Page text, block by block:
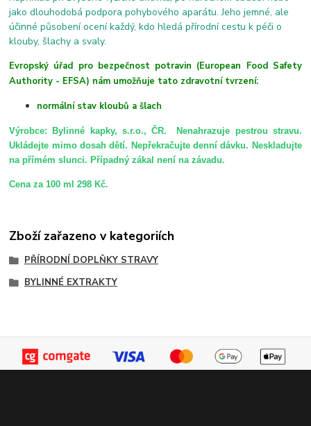
jako dlouhodobá podpora pohybového aparátu. Jeho jemné, ale
účinné působení ocení každý, kdo hledá přírodní cestu k péči o
klouby, šlachy a svaly.
Evropský úřad pro bezpečnost potravin (European Food Safety
Authority - EFSA) nám umožňuje tato zdravotní tvrzení:
normální stav kloubů a šlach
Výrobce: Bylinné kapky, s.r.o., ČR. Nenahrazuje pestrou stravu.
Ukládejte mimo dosah dětí. Nepřekračujte denní dávku. Neskladujte
na přímém slunci. Případný zákal není na závadu.
Cena za 100 ml 298 Kč.
Zboží zařazeno v kategoriích
PŘÍRODNÍ DOPLŇKY STRAVY
BYLINNÉ EXTRAKTY